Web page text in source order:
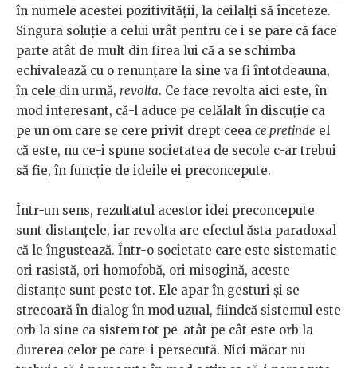
în numele acestei pozitivității, la ceilalți să înceteze.
Singura soluție a celui urât pentru ce i se pare că face
parte atât de mult din firea lui că a se schimba
echivalează cu o renunțare la sine va fi întotdeauna,
în cele din urmă, revolta. Ce face revolta aici este, în
mod interesant, că-l aduce pe celălalt în discuție ca
pe un om care se cere privit drept ceea ce pretinde el
că este, nu ce-i spune societatea de secole c-ar trebui
să fie, în funcție de ideile ei preconcepute.
Într-un sens, rezultatul acestor idei preconcepute
sunt distanțele, iar revolta are efectul ăsta paradoxal
că le îngustează. Într-o societate care este sistematic
ori rasistă, ori homofobă, ori misogină, aceste
distanțe sunt peste tot. Ele apar în gesturi și se
strecoară în dialog în mod uzual, fiindcă sistemul este
orb la sine ca sistem tot pe-atât pe cât este orb la
durerea celor pe care-i persecută. Nici măcar nu